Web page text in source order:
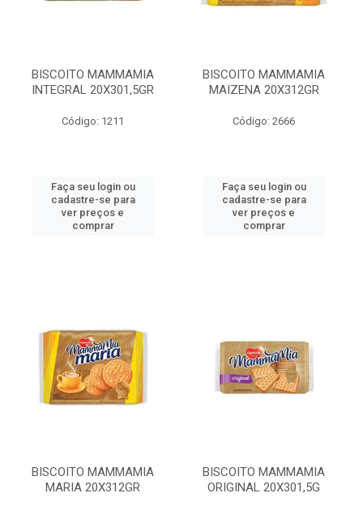
BISCOITO MAMMAMIA
INTEGRAL 20X301,5GR
Código: 1211
Faça seu login ou
cadastre-se para
ver preços e
comprar
BISCOITO MAMMAMIA
MAIZENA 20X312GR
Código: 2666
Faça seu login ou
cadastre-se para
ver preços e
comprar
BISCOITO MAMMAMIA
MARIA 20X312GR
BISCOITO MAMMAMIA
ORIGINAL 20X301,5G